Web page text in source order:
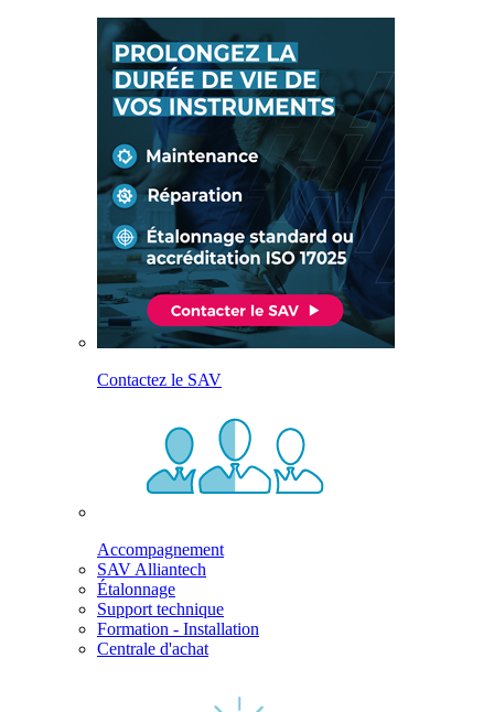
Contactez le SAV
Accompagnement
SAV Alliantech
Étalonnage
Support technique
Formation - Installation
Centrale d'achat